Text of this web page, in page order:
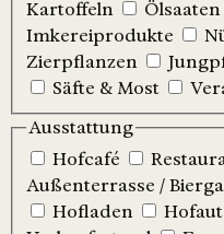
Kartoffeln
Ölsaaten
Imkereiprodukte
Zierpflanzen
Säfte & Most
Ausstattung
Hofcafé
Außenterrasse /
Hofladen